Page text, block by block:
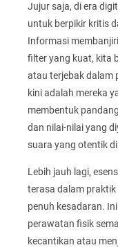
Jujur saja, di era
untuk berpikir kritis
Informasi
filter yang kuat, kita
atau terjebak dalam
kini adalah mereka
membentuk
dan nilai-nilai yang
suara yang otentik
Lebih jauh lagi,
terasa dalam praktik
penuh kesadaran.
perawatan fisik
kecantikan atau